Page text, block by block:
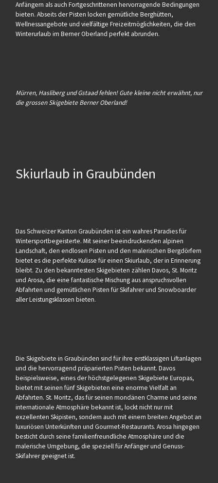
Anfängern als auch Fortgeschrittenen hervorragende Bedingungen
bieten. Abseits der Pisten locken gemütliche Berghütten,
Wellnessangebote und vielfältige Freizeitmöglichkeiten, die den
Winterurlaub im Berner Oberland perfekt abrunden.
Mürren, Hasliberg und Gstaad fehlen! Gute kleine nicht erwähnt, nur
die grossen Skigebiete Berner Oberland!
Skiurlaub in Graubünden
Das Schweizer Kanton Graubünden ist ein wahres Paradies für
Wintersportbegeisterte. Mit seiner beeindruckenden alpinen
Landschaft, den endlosen Pisten und den malerischen Bergdörfern
bietet es die perfekte Kulisse für einen Skiurlaub, der in Erinnerung
bleibt. Zu den bekanntesten Skigebieten zählen Davos, St. Moritz
und Arosa, die eine fantastische Mischung aus anspruchsvollen
Abfahrten und gemütlichen Pisten für Skifahrer und Snowboarder
aller Leistungsklassen bieten.
Die Skigebiete in Graubünden sind für ihre erstklassigen Liftanlagen
und die hervorragend präparierten Pisten bekannt. Davos
beispielsweise, eines der höchstgelegenen Skigebiete Europas,
bietet mit seinen fünf Skigebieten eine enorme Vielfalt an
Abfahrten. St. Moritz, das für seinen mondänen Charme und seine
internationale Atmosphäre bekannt ist, lockt nicht nur mit
exzellenten Skipisten, sondern auch mit einem breiten Angebot an
luxuriösen Unterkünften und Gourmet-Restaurants. Arosa hingegen
besticht durch seine familienfreundliche Atmosphäre und die
malerische Umgebung, die speziell für Anfänger und Genuss-
Skifahrer geeignet ist.